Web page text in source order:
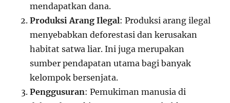
mendapatkan dana.
Produksi Arang Ilegal: Produksi arang ilegal
menyebabkan deforestasi dan kerusakan
habitat satwa liar. Ini juga merupakan
sumber pendapatan utama bagi banyak
kelompok bersenjata.
Penggusuran: Pemukiman manusia di